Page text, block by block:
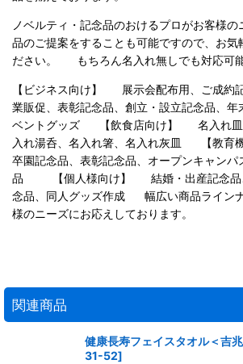
ノベルティ・記念品のおけるプロがお客様
品のご提案をすることも可能ですので、お気
ださい。 もちろん名入れ無しでも対応可
【ビジネス向け】 展示会配布用、ご成約
業販促、表彰記念品、創立・設立記念品、年
ベントグッズ 【飲食店向け】 名入れ皿
入れ湯呑、名入れ箸、名入れ灰皿 【教
卒園記念品、表彰記念品、オープンキャンパ
品 【個人様向け】 結婚・出産記念品
念品、同人グッズ作成 幅広い商品ライン
様のニーズにお応えしております。
関連商品
健康長寿フェイスタオル＜吉
31-52]